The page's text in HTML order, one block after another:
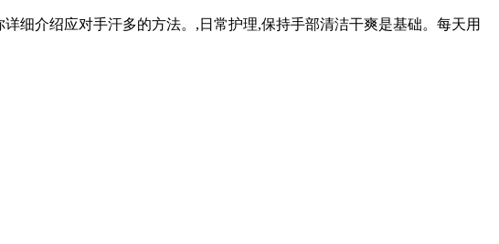
细介绍应对手汗多的方法。,日常护理,保持手部清洁干爽是基础。每天用